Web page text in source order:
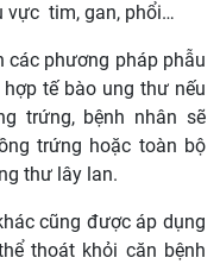
vực tim, gan, phổi…
các phương pháp phẫu
tế bào ung thư nếu
trứng, bệnh nhân sẽ
trứng hoặc toàn bộ
thư lây lan.
cũng được áp dụng
thoát khỏi căn bệnh